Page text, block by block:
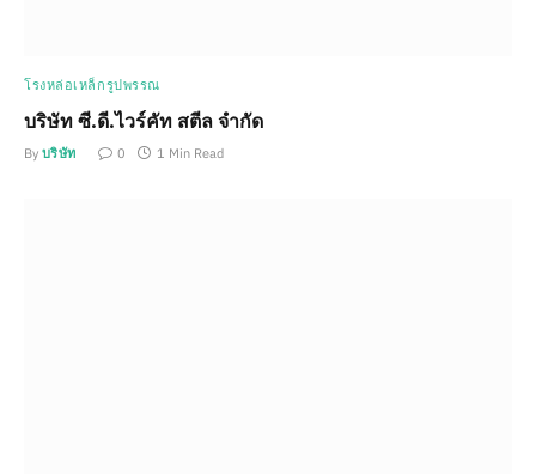
โรงหล่อเหล็กรูปพรรณ
บริษัท ซี.ดี.ไวร์คัท สตีล จำกัด
By บริษัท 0 1 Min Read